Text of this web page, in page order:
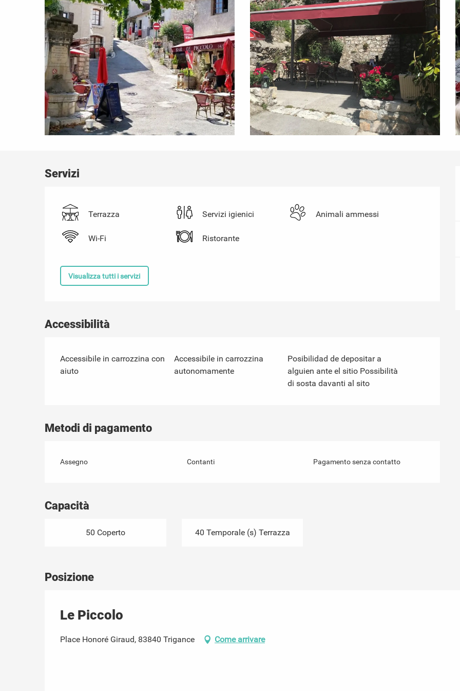
Servizi
Terrazza Servizi igienici Animali ammessi
Wi-Fi Ristorante
Visualizza tutti i servizi
Accessibilità
Accessibile in carrozzina con
aiuto
Accessibile in carrozzina
autonomamente
Posibilidad de depositar a
alguien ante el sitio Possibilità
di sosta davanti al sito
Metodi di pagamento
Assegno Contanti Pagamento senza contatto
Capacità
50 Coperto 40 Temporale (s) Terrazza
Posizione
Le Piccolo
Place Honoré Giraud, 83840 Trigance Come arrivare